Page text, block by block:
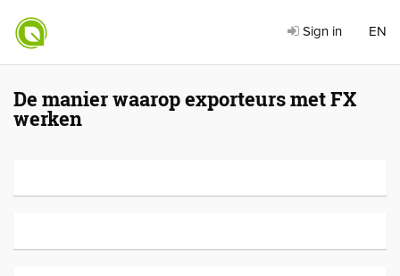
Sign in EN
De manier waarop exporteurs met FX
werken